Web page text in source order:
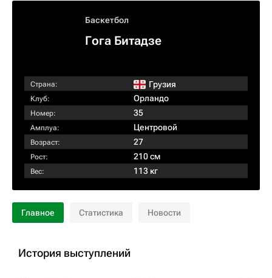
Баскетбол
Гога Битадзе
Страна: Грузия
Клуб: Орландо
Номер: 35
Амплуа: Центровой
Возраст: 27
Рост: 210 см
Вес: 113 кг
Главное Статистика Новости
История выступлений